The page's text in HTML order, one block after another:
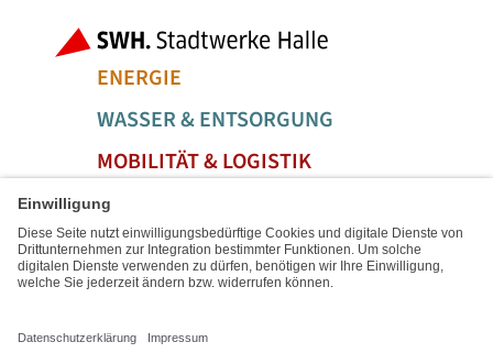
Bereiche der
ENERGIE
WASSER & ENTSORGUNG
MOBILITÄT & LOGISTIK
SERVICE & FREIZEIT
Service Links